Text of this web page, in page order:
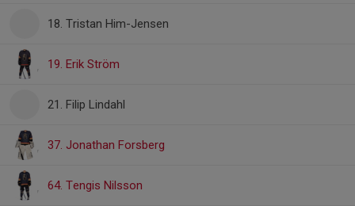
18. Tristan Him-Jensen
19. Erik Ström
21. Filip Lindahl
37. Jonathan Forsberg
64. Tengis Nilsson